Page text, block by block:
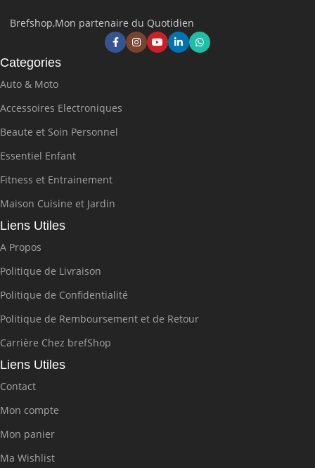
Brefshop,Mon partenaire du Quotidien
Categories
Auto & Moto
Accessoires Electroniques
Beaute et Soin Personnel
Essentiel Enfant
Fitness et Entrainement
Maison Cuisine et Jardin
Liens Utiles
A Propos
Politique de Livraison
Politique de Confidentialité
Politique de Remboursement et de Retour
Carrière Chez brefShop
Liens Utiles
Contact
Mon compte
Mon panier
Ma Wishlist